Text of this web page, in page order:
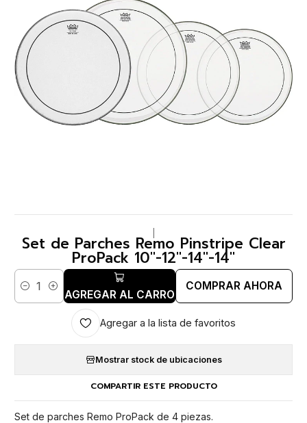
Set de Parches Remo Pinstripe Clear
ProPack 10"-12"-14"-14"
Cantidad AGREGAR AL CARRO
COMPRAR AHORA
Agregar a la lista de favoritos
Mostrar stock de ubicaciones
COMPARTIR ESTE PRODUCTO
Set de parches Remo ProPack de 4 piezas.